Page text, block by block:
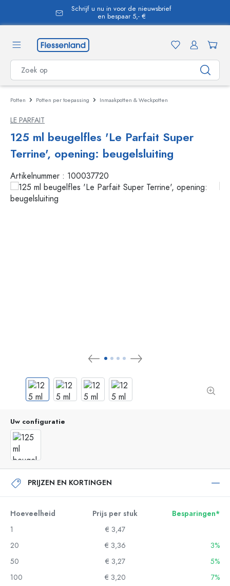
Schrijf u nu in voor de nieuwsbrief
en bespaar 5,- €
Potten Potten per toepassing Inmaakpotten & Weckpotten
LE PARFAIT
125 ml beugelfles 'Le Parfait Super
Terrine', opening: beugelsluiting
Artikelnummer : 100037720
Uw configuratie
PRIJZEN EN KORTINGEN
Hoeveelheid Prijs per stuk
Besparingen*
1
€ 3,47
20
€ 3,36
3%
50
€ 3,27
5%
100
€ 3,20
7%